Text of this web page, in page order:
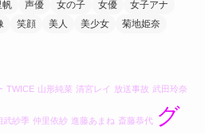
帆 声優 女の子 女優
女子アナ
笑顔 美人 美少女
菊地姫奈
TWICE 山形純菜 清宮レイ 放送事故 武田玲奈
武紗季 仲里依紗 進藤あまね 斎藤恭代
グ